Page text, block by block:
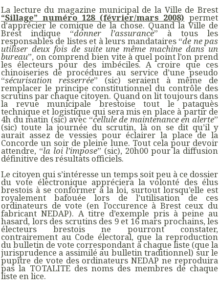
La lecture du magazine municipal de la Ville de Brest
“Sillage” numéro 128 (février/mars 2008) permet
d'apprécier le comique de la chose. Quand la Ville de
Brest indique “donner l’assurance” à tous les
responsables de listes et à leurs mandataires “de ne pas
utiliser deux fois de suite une même machine dans un
bureau”, on comprend bien vite à quel point l’on prend
les électeurs pour des imbéciles. A croire que ces
chinoiseries de procédures au service d’une pseudo
“sécurisation resserrée” (sic) seraient à même de
remplacer le principe constitutionnel du contrôle des
scrutins par chaque citoyen. Quand on lit toujours dans
la revue municipale brestoise tout le pataquès
technique et logistique qui sera mis en place à partir de
4h du matin (sic) avec “cellule de maintenance en alerte”
(sic) toute la journée du scrutin, là on se dit qu’il y
aurait assez de vessies pour éclairer la place de la
Concorde un soir de pleine lune. Tout cela pour devoir
attendre, “la loi l’impose” (sic), 20h00 pour la diffusion
définitive des résultats officiels.
Le citoyen qui s’intéresse un temps soit peu à ce dossier
du vote électronique appréciera la volonté des élus
brestois à se conformer à la loi, surtout lorsqu’elle est
royalement bafouée lors de l’utilisation de ces
ordinateurs de vote (en l’occurence à Brest ceux du
fabricant NEDAP). A titre d’exemple pris à peine au
hasard, lors des scrutins des 9 et 16 mars prochains, les
électeurs brestois ne pourront constater,
contrairement au Code électoral, que la reproduction
du bulletin de vote correspondant à chaque liste (que la
jurisprudence a assimilé au bulletin traditionnel) sur le
pupître de vote des ordinateurs NEDAP ne reproduira
pas la TOTALITE des noms des membres de chaque
liste en lice.